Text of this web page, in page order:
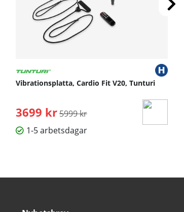
Vibrationsplatta, Cardio Fit V20, Tunturi
3699 kr Ordinarie pris:
5999 kr
1-5 arbetsdagar